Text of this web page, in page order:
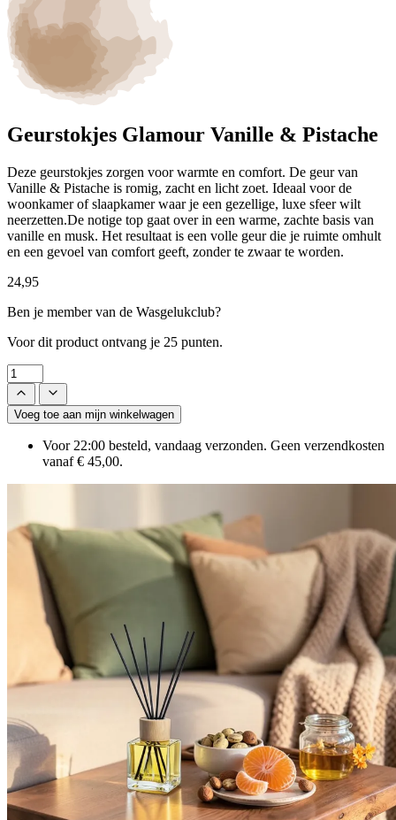
Geurstokjes Glamour Vanille & Pistache
Deze geurstokjes zorgen voor warmte en comfort. De geur van
Vanille & Pistache is romig, zacht en licht zoet. Ideaal voor de
woonkamer of slaapkamer waar je een gezellige, luxe sfeer wilt
neerzetten.De notige top gaat over in een warme, zachte basis van
vanille en musk. Het resultaat is een volle geur die je ruimte omhult
en een gevoel van comfort geeft, zonder te zwaar te worden.
24,95
Ben je member van de Wasgelukclub?
Voor dit product ontvang je 25 punten.
Voeg toe aan mijn winkelwagen
Voor 22:00 besteld, vandaag verzonden. Geen verzendkosten
vanaf € 45,00.